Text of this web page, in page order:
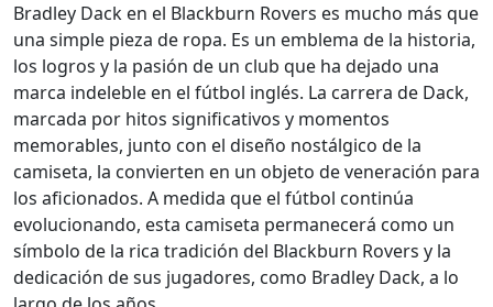
Bradley Dack en el Blackburn Rovers es mucho más que
una simple pieza de ropa. Es un emblema de la historia,
los logros y la pasión de un club que ha dejado una
marca indeleble en el fútbol inglés. La carrera de Dack,
marcada por hitos significativos y momentos
memorables, junto con el diseño nostálgico de la
camiseta, la convierten en un objeto de veneración para
los aficionados. A medida que el fútbol continúa
evolucionando, esta camiseta permanecerá como un
símbolo de la rica tradición del Blackburn Rovers y la
dedicación de sus jugadores, como Bradley Dack, a lo